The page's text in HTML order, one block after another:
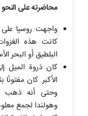
محاضرته على النحو
واجهت روسیا على
کانت هذه
البلطیق أو البحر
کان ذروة المیل
الأکبر. کان مفتونًا
وحتى أنه ذهب
وهولندا لجمع